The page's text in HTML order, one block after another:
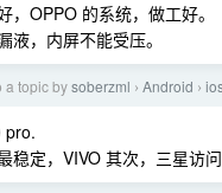
，OPPO 的系统，做工好。
液，内屏不能受压。
a topic bysoberzml › Android ›
pro.
稳定，VIVO 其次，三星访